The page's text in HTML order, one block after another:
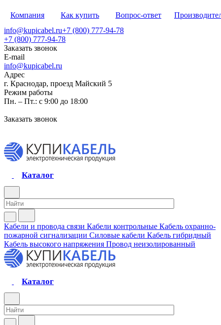
Компания Как купить Вопрос-ответ
info@kupicabel.ru+7 (800) 777-94-78
+7 (800) 777-94-78
Заказать звонок
E-mail
info@kupicabel.ru
Адрес
г. Краснодар, проезд Майский 5
Режим работы
Пн. – Пт.: с 9:00 до 18:00
Заказать звонок
Каталог
Кабели и провода связи Кабели контрольные Кабель охранно-
пожарной сигнализации Силовые кабели Кабель гибридный
Кабель высокого напряжения Провод неизолированный
Каталог